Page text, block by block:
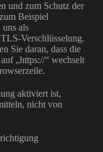
und zum Schutz der
Beispiel
als
Verschlüsselung.
Sie daran, dass die
„https://“ wechselt
aktiviert ist,
nicht von